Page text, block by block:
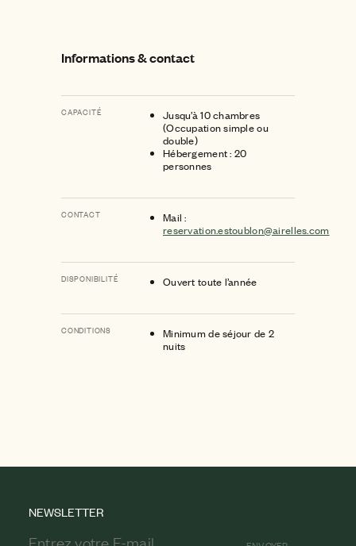
Informations & contact
CAPACITÉ
Jusqu’à 10 chambres
(Occupation simple ou
double)
Hébergement : 20
personnes
CONTACT
Mail :
reservation.estoublon@airelles.com
DISPONIBILITÉ Ouvert toute l’année
CONDITIONS
Minimum de séjour de 2
nuits
NEWSLETTER